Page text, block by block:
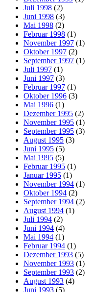
Juli 1998 (2)
Juni 1998 (3)
Mai 1998 (2)
Februar 1998 (1)
November 1997 (1)
Oktober 1997 (2)
September 1997 (1)
Juli 1997 (1)
Juni 1997 (3)
Februar 1997 (1)
Oktober 1996 (3)
Mai 1996 (1)
Dezember 1995 (2)
November 1995 (1)
September 1995 (3)
August 1995 (3)
Juni 1995 (5)
Mai 1995 (5)
Februar 1995 (1)
Januar 1995 (1)
November 1994 (1)
Oktober 1994 (2)
September 1994 (2)
August 1994 (1)
Juli 1994 (2)
Juni 1994 (4)
Mai 1994 (1)
Februar 1994 (1)
Dezember 1993 (5)
November 1993 (1)
September 1993 (2)
August 1993 (4)
Juni 1993 (5)